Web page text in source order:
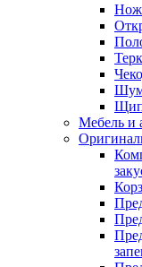
Мебель и